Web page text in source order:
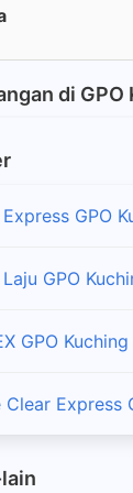
di GPO
GPO
GPO
GPO Kuching
Clear Express